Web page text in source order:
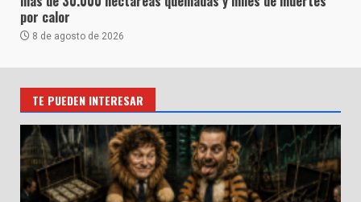
por calor
8 de agosto de 2026
TE PUEDEN INTERESAR